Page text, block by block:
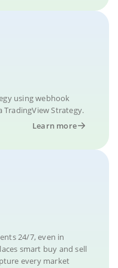
using webhook
TradingView Strategy.
Learn more
24/7, even in
smart buy and sell
every market